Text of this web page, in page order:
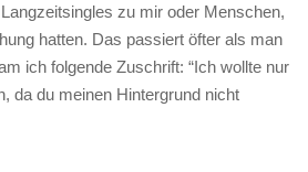
zu mir oder Menschen,
hatten. Das passiert öfter als man
ich folgende Zuschrift: “Ich wollte nur
da du meinen Hintergrund nicht